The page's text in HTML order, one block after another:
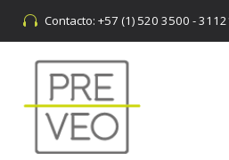

 Contacto: +57 (1) 520 3500 -